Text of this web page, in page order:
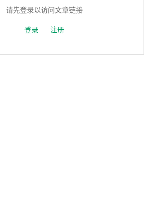
请先登录以访问文章链接
登录 注册